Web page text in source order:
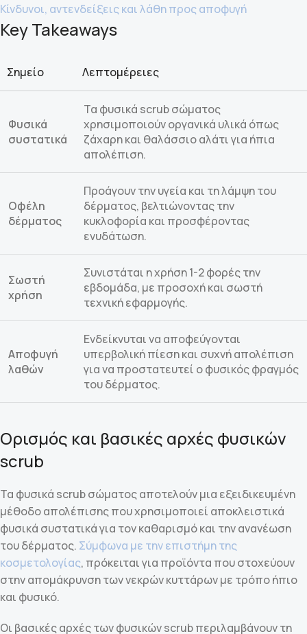
Κίνδυνοι, αντενδείξεις και λάθη προς αποφυγή
Key Takeaways
Σημείο Λεπτομέρειες
Φυσικά
συστατικά
Τα φυσικά scrub σώματος
χρησιμοποιούν οργανικά υλικά όπως
ζάχαρη και θαλάσσιο αλάτι για ήπια
απολέπιση.
Οφέλη
δέρματος
Προάγουν την υγεία και τη λάμψη του
δέρματος, βελτιώνοντας την
κυκλοφορία και προσφέροντας
ενυδάτωση.
Σωστή
χρήση
Συνιστάται η χρήση 1-2 φορές την
εβδομάδα, με προσοχή και σωστή
τεχνική εφαρμογής.
Αποφυγή
λαθών
Ενδείκνυται να αποφεύγονται
υπερβολική πίεση και συχνή απολέπιση
για να προστατευτεί ο φυσικός φραγμός
του δέρματος.
Ορισμός και βασικές αρχές φυσικών
scrub
Τα φυσικά scrub σώματος αποτελούν μια εξειδικευμένη
μέθοδο απολέπισης που χρησιμοποιεί αποκλειστικά
φυσικά συστατικά για τον καθαρισμό και την ανανέωση
του δέρματος. Σύμφωνα με την επιστήμη της
κοσμετολογίας, πρόκειται για προϊόντα που στοχεύουν
στην απομάκρυνση των νεκρών κυττάρων με τρόπο ήπιο
και φυσικό.
Οι βασικές αρχές των φυσικών scrub περιλαμβάνουν τη